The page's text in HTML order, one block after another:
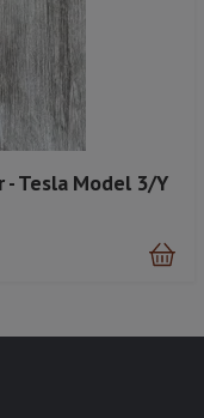
Tesla Model 3/Y